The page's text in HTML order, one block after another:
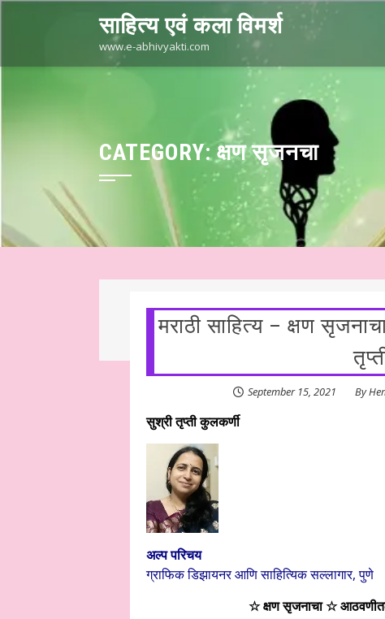
साहित्य एवं कला विमर्श
www.e-abhivyakti.com
CATEGORY:क्षण सृजनचा
मराठी साहित्य – क्षण
September 15, 2021 By
सुश्री तृप्ती कुलकर्णी
अल्प परिचय
ग्राफिक डिझायनर आणि साहित्यिक सल्लागार, पुणे
☆ क्षण सृजनाचा ☆
हिन्दी साहित्य – कथा कहानी ☆ लघुकथा – “खोया हुआ कुछ…” ☆ श्री